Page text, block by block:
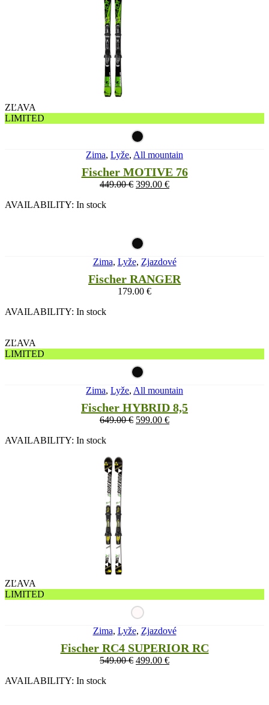
ZĽAVA
LIMITED
Zima, Lyže, All mountain
Fischer MOTIVE 76
449.00€ 399.00 €
AVAILABILITY: In stock
Zima, Lyže, Zjazdové
Fischer RANGER
179.00 €
AVAILABILITY: In stock
ZĽAVA
LIMITED
Zima, Lyže, All mountain
Fischer HYBRID 8,5
649.00€ 599.00 €
AVAILABILITY: In stock
ZĽAVA
LIMITED
Zima, Lyže, Zjazdové
Fischer RC4 SUPERIOR RC
549.00€ 499.00 €
AVAILABILITY: In stock